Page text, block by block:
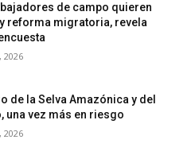
de campo quieren
reforma migratoria, revela
2026
de la Selva Amazónica y del
una vez más en riesgo
2026